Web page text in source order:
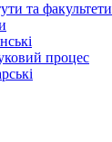
та факультети
процес